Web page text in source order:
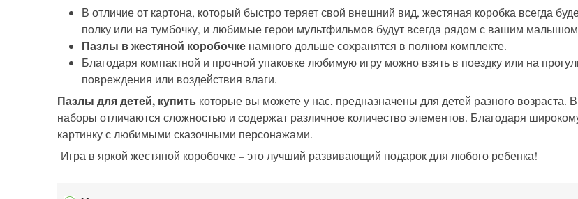
В отличие от картона, который быстро теряет свой внешний вид, жестяная коробка всегда
полку или на тумбочку, и любимые герои мультфильмов будут всегда рядом с вашим
Пазлы в жестяной коробочке намного дольше сохранятся в полном комплекте.
Благодаря компактной и прочной упаковке любимую игру можно взять в поездку или на
повреждения или воздействия влаги.
Пазлы для детей, купить которые вы можете у нас, предназначены для детей разного возраста.
наборы отличаются сложностью и содержат различное количество элементов. Благодаря
картинку с любимыми сказочными персонажами.
Игра в яркой жестяной коробочке – это лучший развивающий подарок для любого ребенка!